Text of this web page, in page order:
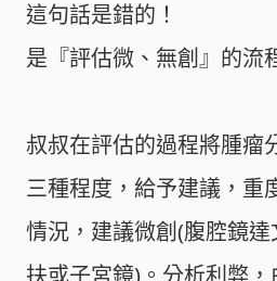
這句話是錯的！
是『評估微、無創』的流
叔叔在評估的過程將腫瘤
三種程度，給予建議，重
情況，建議微創(腹腔鏡
扶或子宮鏡)。分析利弊